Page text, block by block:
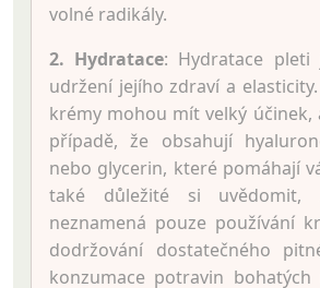
volné radikály.
2. Hydratace: Hydratace
udržení jejího zdraví a
krémy mohou mít velký účinek,
případě, že obsahují
nebo glycerin, které pomáhají
také důležité si uvědomit,
neznamená pouze používání
dodržování dostatečného
konzumace potravin